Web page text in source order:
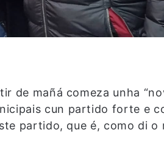
de mañá comeza unha
cun partido forte e
partido, que é, como di o